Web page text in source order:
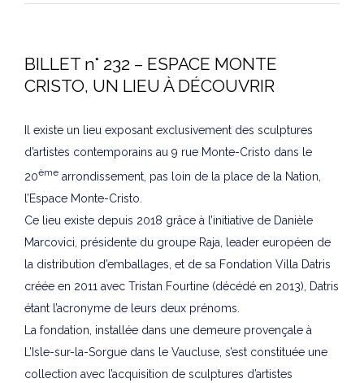
BILLET n° 232 – ESPACE MONTE
CRISTO, UN LIEU À DÉCOUVRIR
Il existe un lieu exposant exclusivement des sculptures
d’artistes contemporains au 9 rue Monte-Cristo dans le
20ème arrondissement, pas loin de la place de la Nation,
l’Espace Monte-Cristo.
Ce lieu existe depuis 2018 grâce à l’initiative de Danièle
Marcovici, présidente du groupe Raja, leader européen de
la distribution d’emballages, et de sa Fondation Villa Datris
créée en 2011 avec Tristan Fourtine (décédé en 2013), Datris
étant l’acronyme de leurs deux prénoms.
La fondation, installée dans une demeure provençale à
L’Isle-sur-la-Sorgue dans le Vaucluse, s’est constituée une
collection avec l’acquisition de sculptures d’artistes